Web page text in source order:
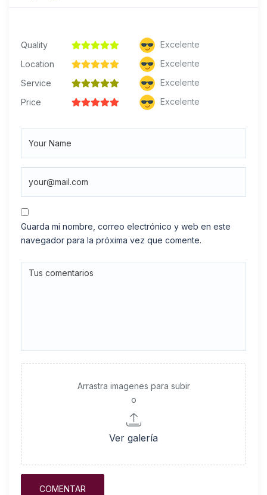
Quality
Excelente
Location
Excelente
Service
Excelente
Price
Excelente
Guarda mi nombre, correo electrónico y web en este
navegador para la próxima vez que comente.
Arrastra imagenes para subir
o
Ver galería